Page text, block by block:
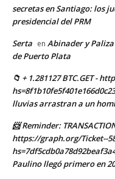
secretas en Santiago: los
presidencial del PRM
Serta en Abinader y
de Puerto Plata
📁 + 1.281127 BTC.GET -
lluvias arrastran a un
📨 Reminder:
https://graph.org/Ticket--
Paulino llegó primero en